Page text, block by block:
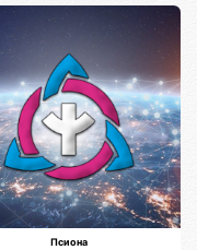
Псиона